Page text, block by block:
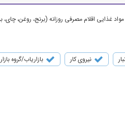
غذایی اقلام مصرفی روزانه (برنج، روغن،
نیروی کار بازاریاب/گروه